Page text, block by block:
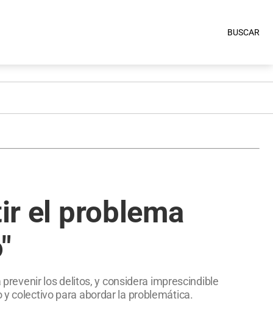
BUSCAR
el problema
los delitos, y considera imprescindible
colectivo para abordar la problemática.